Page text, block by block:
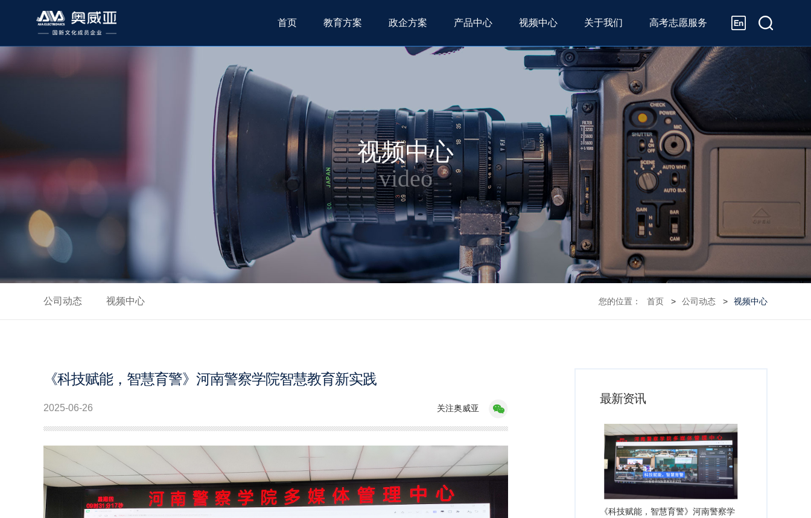
首页 教育方案 政企方案 产品中心 视频中心 关于我们 高考志愿服务
视频中心
video
公司动态 视频中心 您的位置： 首页 公司动态 视频中心
《科技赋能，智慧育警》河南警察学院智慧教育新实践
2025-06-26 关注奥威亚
最新资讯
《科技赋能，智慧育警》河南警察学